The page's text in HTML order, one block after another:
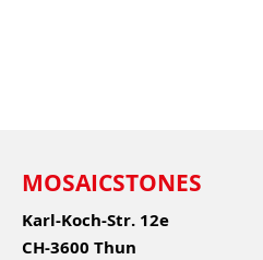
MOSAICSTONES
Karl-Koch-Str. 12e
CH-3600 Thun